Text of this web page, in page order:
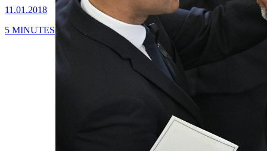
11.01.2018
5 MINUTES